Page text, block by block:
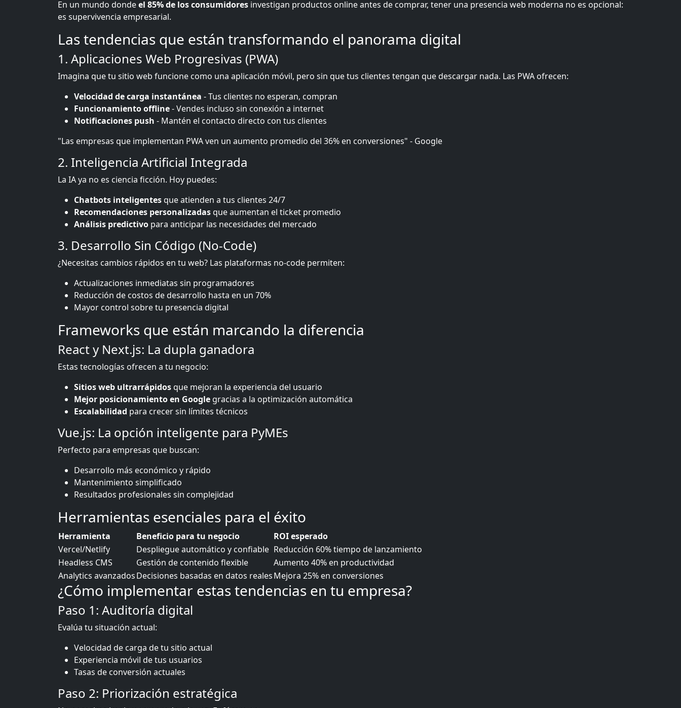
En un mundo dondeel 85% de los consumidores investigan productos online antes de comprar, tener una presencia web moderna no es opcional:
es supervivencia empresarial.
Las tendencias que están transformando el panorama digital
1. Aplicaciones Web Progresivas (PWA)
Imagina que tu sitio web funcione como una aplicación móvil, pero sin que tus clientes tengan que descargar nada. Las PWA ofrecen:
Velocidad de carga instantánea - Tus clientes no esperan, compran
Funcionamiento offline- Vendes incluso sin conexión a internet
Notificaciones push - Mantén el contacto directo con tus clientes
"Las empresas que implementan PWA ven un aumento promedio del 36% en conversiones" - Google
2. Inteligencia Artificial Integrada
La IA ya no es ciencia ficción. Hoy puedes:
Chatbots inteligentesque atienden a tus clientes 24/7
Recomendaciones personalizadasque aumentan el ticket promedio
Análisis predictivo para anticipar las necesidades del mercado
3. Desarrollo Sin Código (No-Code)
¿Necesitas cambios rápidos en tu web? Las plataformas no-code permiten:
Actualizaciones inmediatas sin programadores
Reducción de costos de desarrollo hasta en un 70%
Mayor control sobre tu presencia digital
Frameworks que están marcando la diferencia
React y Next.js: La dupla ganadora
Estas tecnologías ofrecen a tu negocio:
Sitios web ultrarrápidosque mejoran la experiencia del usuario
Mejor posicionamiento en Google gracias a la optimización automática
Escalabilidad para crecer sin límites técnicos
Vue.js: La opción inteligente para PyMEs
Perfecto para empresas que buscan:
Desarrollo más económico y rápido
Mantenimiento simplificado
Resultados profesionales sin complejidad
Herramientas esenciales para el éxito
Herramienta Beneficio para tu negocio
ROI esperado
Vercel/Netlify
Despliegue automático y confiable Reducción 60% tiempo de lanzamiento
Headless CMS
Gestión de contenido flexible
Aumento 40% en productividad
Analytics avanzadosDecisiones basadas en datos realesMejora 25% en conversiones
¿Cómo implementar estas tendencias en tu empresa?
Paso 1: Auditoría digital
Evalúa tu situación actual:
Velocidad de carga de tu sitio actual
Experiencia móvil de tus usuarios
Tasas de conversión actuales
Paso 2: Priorización estratégica